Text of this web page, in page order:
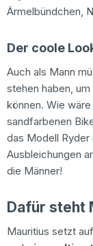
Ärmelbündchen,
Der coole
Auch als Mann
stehen haben, um
können. Wie
sandfarbenen
das Modell Ryder
Ausbleichungen
die Männer!
Dafür steht
Mauritius setzt